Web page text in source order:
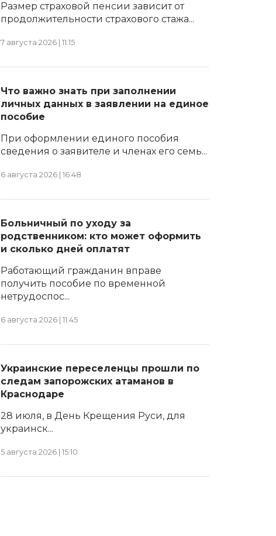
Размер страховой пенсии зависит от
продолжительности страхового стажа...
7 августа 2026 | 11:15
Что важно знать при заполнении
личных данных в заявлении на единое
пособие
При оформлении единого пособия
сведения о заявителе и членах его семь...
6 августа 2026 | 16:48
Больничный по уходу за
родственником: кто может оформить
и сколько дней оплатят
Работающий гражданин вправе
получить пособие по временной
нетрудоспос...
6 августа 2026 | 11:45
Украинские переселенцы прошли по
следам запорожских атаманов в
Краснодаре
28 июля, в День Крещения Руси, для
украинск...
5 августа 2026 | 15:10